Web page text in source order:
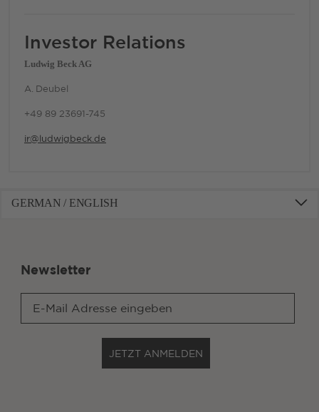
Investor Relations
Ludwig Beck AG
A. Deubel
+49 89 23691-745
ir@ludwigbeck.de
GERMAN / ENGLISH
Newsletter
JETZT ANMELDEN